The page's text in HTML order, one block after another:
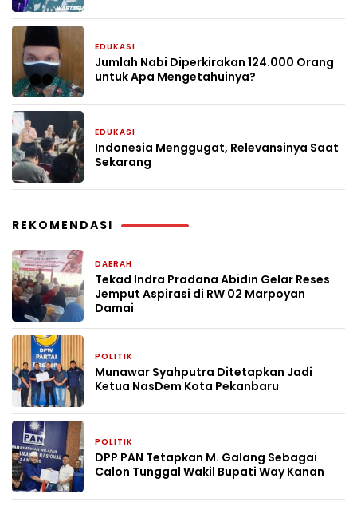
EDUKASI
Jumlah Nabi Diperkirakan 124.000 Orang
untuk Apa Mengetahuinya?
EDUKASI
Indonesia Menggugat, Relevansinya Saat
Sekarang
REKOMENDASI
DAERAH
Tekad Indra Pradana Abidin Gelar Reses
Jemput Aspirasi di RW 02 Marpoyan
Damai
POLITIK
Munawar Syahputra Ditetapkan Jadi
Ketua NasDem Kota Pekanbaru
POLITIK
DPP PAN Tetapkan M. Galang Sebagai
Calon Tunggal Wakil Bupati Way Kanan